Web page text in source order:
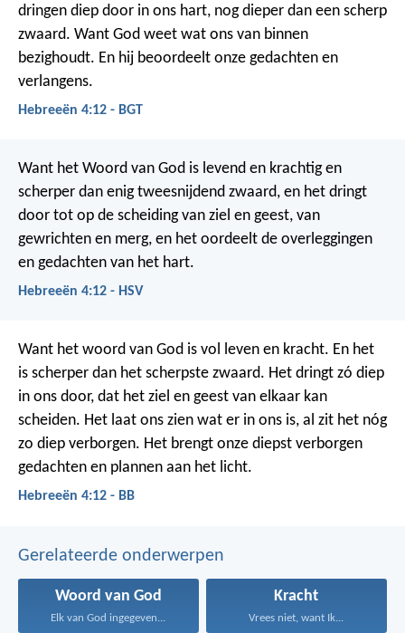
dringen diep door in ons hart, nog dieper dan een scherp
zwaard. Want God weet wat ons van binnen
bezighoudt. En hij beoordeelt onze gedachten en
verlangens.
Hebreeën 4:12 - BGT
Want het Woord van God is levend en krachtig en
scherper dan enig tweesnijdend zwaard, en het dringt
door tot op de scheiding van ziel en geest, van
gewrichten en merg, en het oordeelt de overleggingen
en gedachten van het hart.
Hebreeën 4:12 - HSV
Want het woord van God is vol leven en kracht. En het
is scherper dan het scherpste zwaard. Het dringt zó diep
in ons door, dat het ziel en geest van elkaar kan
scheiden. Het laat ons zien wat er in ons is, al zit het nóg
zo diep verborgen. Het brengt onze diepst verborgen
gedachten en plannen aan het licht.
Hebreeën 4:12 - BB
Gerelateerde onderwerpen
Woord van God
Elk van God ingegeven...
Kracht
Vrees niet, want Ik...